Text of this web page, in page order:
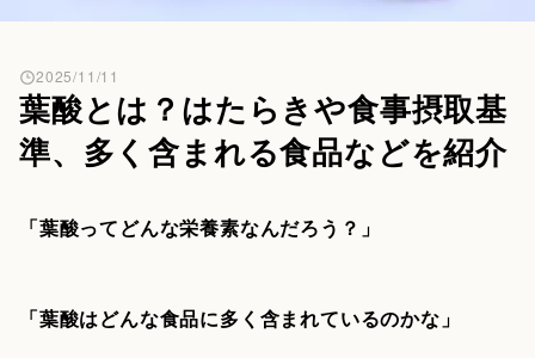
葉酸とは？はたらきや食事摂取基
準、多く含まれる食品などを紹介
2025/11/11
「葉酸ってどんな栄養素なんだろう？」
「葉酸はどんな食品に多く含まれているのかな」